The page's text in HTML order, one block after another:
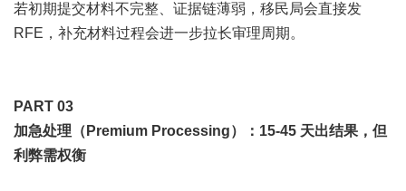
若初期提交材料不完整、证据链薄弱，移民局会直接发
RFE，补充材料过程会进一步拉长审理周期。
PART 03
加急处理（Premium Processing）：15-45 天出结果，但
利弊需权衡